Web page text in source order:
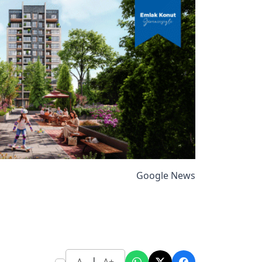
Google News